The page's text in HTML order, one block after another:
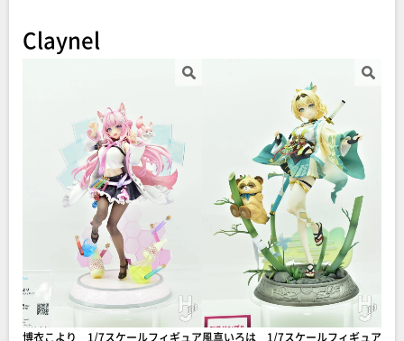
Claynel
博衣こより 1/7スケールフィギュア風真いろは 1/7スケールフィギュア